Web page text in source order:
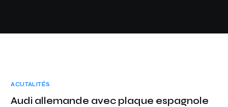
ACUTALITÉS
Audi allemande avec plaque espagnole